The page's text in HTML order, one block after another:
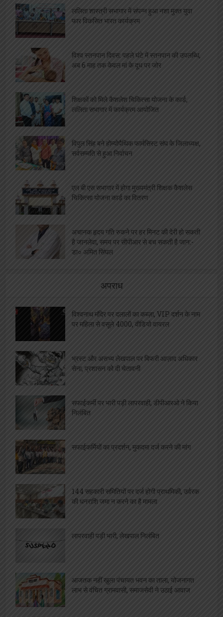
ललिता शास्त्री सभागार में संपन्न हुआ नशा मुक्त युवा
फार विकसित भारत कार्यक्रम
विश्व स्तनपान दिवस: पहले घंटे में स्तनपान की उपलब्धि,
अब 6 माह तक केवल मां के दूध पर जोर
शिक्षकों को मिले कैशलेश चिकित्सा योजना के कार्ड,
ललिता सभागार में कार्यक्रम आयोजित
विपुल सिंह बने होम्योपैथिक फार्मसिस्ट संघ के जिलाध्यक्ष,
सर्वसम्मति से हुआ निर्वाचन
एल बी एस सभागार में होगा मुख्यमंत्री शिक्षक कैशलेस
चिकित्सा योजना कार्ड का वितरण
अचानक हृदय गति रुकने पर हर मिनट की देरी हो सकती
है जानलेवा, समय पर सीपीआर से बच सकती है जान:-
डा० अमित सिंघल
अपराध
विश्वनाथ मंदिर पर दलालों का कब्ज़ा, VIP दर्शन के नाम
पर महिला से वसूले 4000, वीडियो वायरल
भ्रस्ट और असभ्य लेखपाल पर बिफरी आज़ाद अधिकार
सेना, प्रशासन को दी चेतावनी
सफाईकर्मी पर भारी पड़ी लापरवाही, डीपीआरओ ने किया
निलंबित
सफाईकर्मियों का प्रदर्शन, मुकदमा दर्ज करने की मांग
144 सहकारी समितियों पर दर्ज होगी प्राथमिकी, उर्वरक
की धनराशि जमा न करने का है मामला
लापरवाही पड़ी भारी, लेखपाल निलंबित
आजतक नहीं खुला पंचायत भवन का ताला, योजनागत
लाभ से वंचित ग्रामवासी, समाजसेवी ने उठाई आवाज